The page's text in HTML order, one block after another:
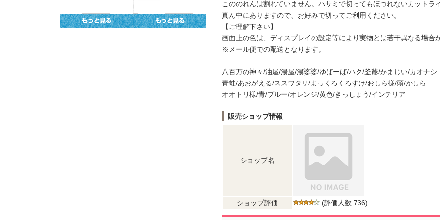
こののれんは割れていません。ハサミで切ってもほつれないカットラ
真ん中にありますので、お好みで切ってご利用ください。
【ご理解下さい】
画面上の色は、ディスプレイの設定等により実物とは若干異なる場合
※メール便での配送となります。
八百万の神々/油屋/湯屋/湯婆婆/ゆばーば/ハク/釜爺/かまじい/カオナシ
青蛙/あおがえる/ススワタリ/まっくろくろすけ/おしら様/頭/かしら
オオトリ様/青/ブルー/オレンジ/黄色/きっしょう/インテリア
販売ショップ情報
ショップ名
ショップ評価 (評価人数 736)